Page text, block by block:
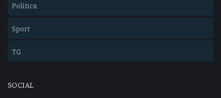
Politica
Sport
TG
SOCIAL